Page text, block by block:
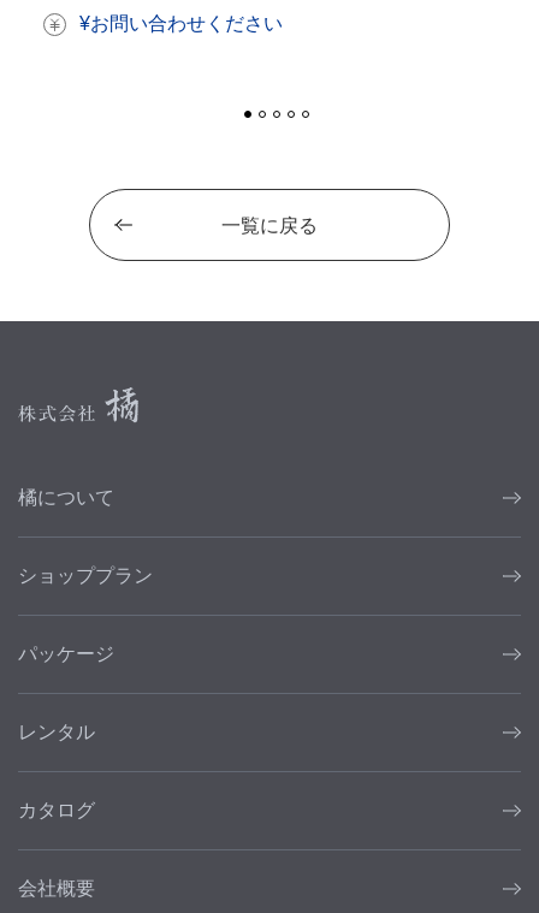
¥お問い合わせください
一覧に戻る
橘について
ショッププラン
パッケージ
レンタル
カタログ
会社概要